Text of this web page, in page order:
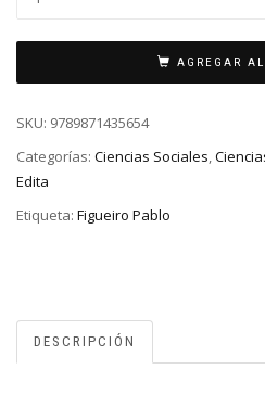
AGREGAR
SKU: 9789871435654
Categorías: Ciencias Sociales,
Edita
Etiqueta: Figueiro Pablo
DESCRIPCIÓN